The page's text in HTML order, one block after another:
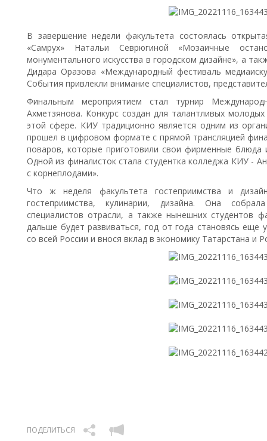
В завершение недели факультета состоялась
«Самрух» Натальи Севрюгиной «Мозаичные
монументального искусства в городском дизайне», а
Дидара Оразова «Международный фестиваль
События привлекли внимание специалистов,
Финальным мероприятием стал турнир
Ахметзянова. Конкурс создан для талантливых
этой сфере. КИУ традиционно является одним из
прошел в цифровом формате с прямой трансляцией
поваров, которые приготовили свои фирменные блюда
Одной из финалисток стала студентка колледжа КИУ -
с корнеплодами».
Что ж неделя факультета гостеприимства и
гостеприимства, кулинарии, дизайна. Она
специалистов отрасли, а также нынешних студентов
дальше будет развиваться, год от года становясь еще
со всей России и внося вклад в экономику Татарстана и
ПОДЕЛИТЬСЯ